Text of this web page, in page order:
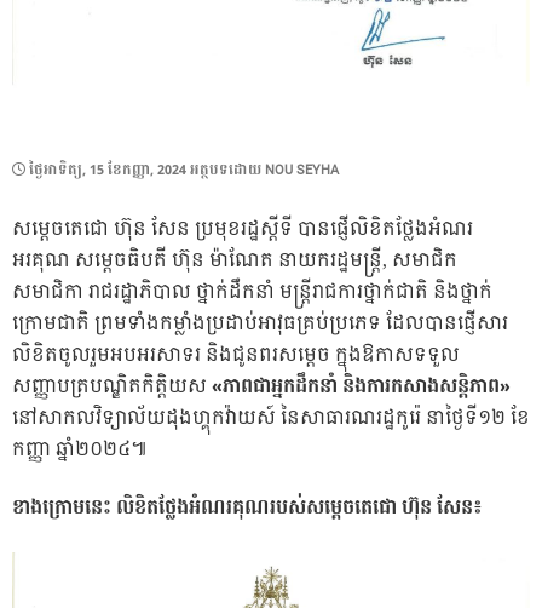
POSTED
ថ្ងៃ​អាទិត្យ, 15 ខែ​កញ្ញា, 2024អត្ថបទដោយ NOU SEYHA
សម្តេចតេជោ ហ៊ុន សែន ប្រមុខរដ្ឋស្តីទី បានផ្ញើលិខិតថ្លែងអំណរ
អរគុណ សម្តេចធិបតី ហ៊ុន ម៉ាណែត នាយករដ្ឋមន្ត្រី, សមាជិក
សមាជិកា រាជរដ្ឋាភិបាល ថ្នាក់ដឹកនាំ មន្ត្រីរាជការថ្នាក់ជាតិ និងថ្នាក់
ក្រោមជាតិ ព្រមទាំងកម្លាំងប្រដាប់អាវុធគ្រប់ប្រភេទ ដែលបានផ្ញើសារ
លិខិតចូលរួមអបអរសាទរ និងជូនពរសម្តេច ក្នុងឱកាសទទួល
សញ្ញាបត្របណ្ឌិតកិត្តិយស«ភាពជាអ្នកដឹកនាំ និងការកសាងសន្តិភាព»
នៅសាកលវិទ្យាល័យដុងហ្គុកវ៉ាយស៍ នៃសាធារណរដ្ឋកូរ៉េ នាថ្ងៃទី១២ ខែ
កញ្ញា ឆ្នាំ២០២៤៕
ខាងក្រោមនេះ លិខិតថ្លែងអំណរគុណរបស់សម្តេចតេជោ ហ៊ុន សែន៖